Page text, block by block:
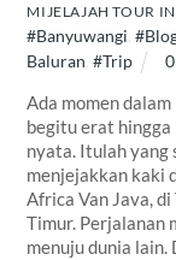
MIJELAJAH TOUR
#Banyuwangi ,
Baluran ,#Trip 0
Ada momen
begitu erat hingga
nyata. Itulah yang
menjejakkan kaki
Africa Van Java,
Timur. Perjalanan
menuju dunia